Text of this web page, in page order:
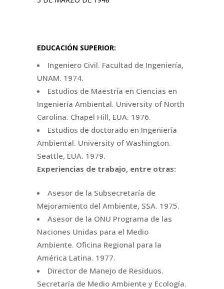
EDUCACIÓN SUPERIOR:
Ingeniero Civil. Facultad de Ingeniería,
UNAM. 1974.
Estudios de Maestría en Ciencias en
Ingeniería Ambiental. University of North
Carolina. Chapel Hill, EUA. 1976.
Estudios de doctorado en Ingeniería
Ambiental. University of Washington.
Seattle, EUA. 1979.
Experiencias de trabajo, entre otras:
Asesor de la Subsecretaría de
Mejoramiento del Ambiente, SSA. 1975.
Asesor de la ONU Programa de las
Naciones Unidas para el Medio
Ambiente. Oficina Regional para la
América Latina. 1977.
Director de Manejo de Residuos.
Secretaría de Medio Ambiente y Ecología.